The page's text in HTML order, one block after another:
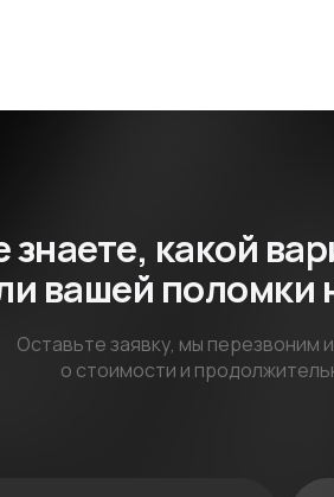
знаете, какой
вашей поломки
Оставьте заявку, мы перезвоним
о стоимости и